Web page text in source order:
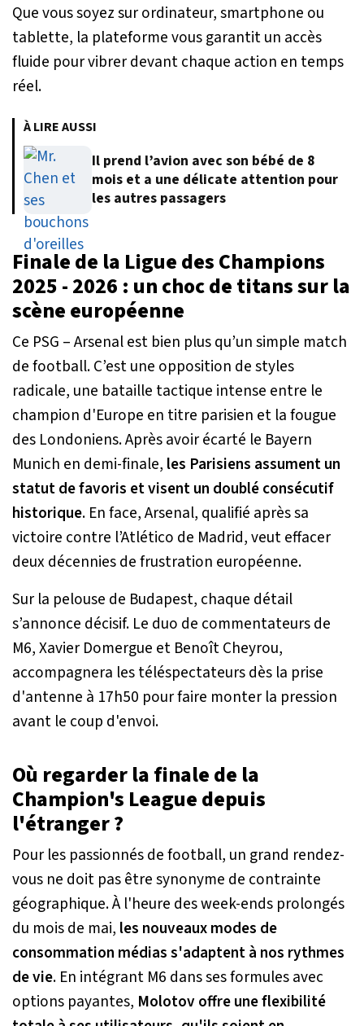
Que vous soyez sur ordinateur, smartphone ou
tablette, la plateforme vous garantit un accès
fluide pour vibrer devant chaque action en temps
réel.
À LIRE AUSSI
Il prend l’avion avec son bébé de 8
mois et a une délicate attention pour
les autres passagers
Finale de la Ligue des Champions
2025 - 2026 : un choc de titans sur la
scène européenne
Ce PSG – Arsenal est bien plus qu’un simple match
de football. C’est une opposition de styles
radicale, une bataille tactique intense entre le
champion d'Europe en titre parisien et la fougue
des Londoniens. Après avoir écarté le Bayern
Munich en demi-finale, les Parisiens assument un
statut de favoris et visent un doublé consécutif
historique. En face, Arsenal, qualifié après sa
victoire contre l’Atlético de Madrid, veut effacer
deux décennies de frustration européenne.
Sur la pelouse de Budapest, chaque détail
s’annonce décisif. Le duo de commentateurs de
M6, Xavier Domergue et Benoît Cheyrou,
accompagnera les téléspectateurs dès la prise
d'antenne à 17h50 pour faire monter la pression
avant le coup d'envoi.
Où regarder la finale de la
Champion's League depuis
l'étranger ?
Pour les passionnés de football, un grand rendez-
vous ne doit pas être synonyme de contrainte
géographique. À l'heure des week-ends prolongés
du mois de mai, les nouveaux modes de
consommation médias s'adaptent à nos rythmes
de vie. En intégrant M6 dans ses formules avec
options payantes, Molotov offre une flexibilité